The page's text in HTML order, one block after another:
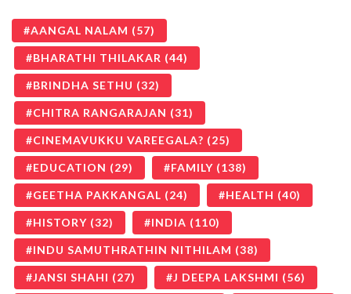
AANGAL NALAM (57)
BHARATHI THILAKAR (44)
BRINDHA SETHU (32)
CHITRA RANGARAJAN (31)
CINEMAVUKKU VAREEGALA? (25)
EDUCATION (29) FAMILY (138)
GEETHA PAKKANGAL (24) HEALTH (40)
HISTORY (32) INDIA (110)
INDU SAMUTHRATHIN NITHILAM (38)
JANSI SHAHI (27) J DEEPA LAKSHMI (56)